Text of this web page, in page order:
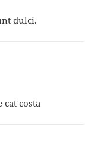
dulci.
cat costa